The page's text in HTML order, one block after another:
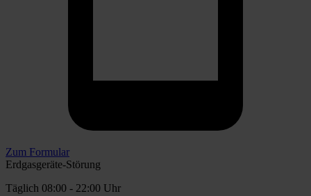
Zum Formular
Erdgasgeräte-Störung
Täglich 08:00 - 22:00 Uhr